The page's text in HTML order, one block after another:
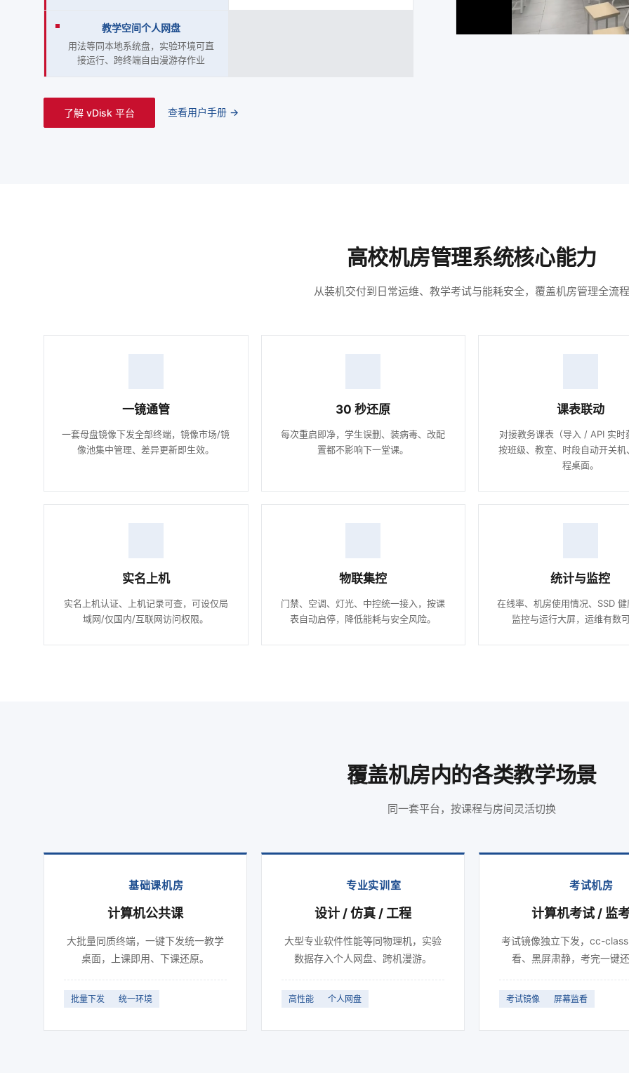
教学空间个人网盘
用法等同本地系统盘，实验环境可直
接运行、跨终端自由漫游存作业
了解 vDisk 平台 查看用户手册 →
高校机房管理系统核心能力
从装机交付到日常运维、教学考试与能耗安全，覆盖机房管理全流程
一镜通管
一套母盘镜像下发全部终端，镜像市场/镜
像池集中管理、差异更新即生效。
30 秒还原
每次重启即净，学生误删、装病毒、改配
置都不影响下一堂课。
课表联动
对接教务课表（导入 / API 实时
按班级、教室、时段自动开关机
程桌面。
实名上机
实名上机认证、上机记录可查，可设仅局
域网/仅国内/互联网访问权限。
物联集控
门禁、空调、灯光、中控统一接入，按课
表自动启停，降低能耗与安全风险。
统计与监控
在线率、机房使用情况、SSD
监控与运行大屏，运维有数
覆盖机房内的各类教学场景
同一套平台，按课程与房间灵活切换
基础课机房
计算机公共课
大批量同质终端，一键下发统一教学
桌面，上课即用、下课还原。
批量下发 统一环境
专业实训室
设计 / 仿真 / 工程
大型专业软件性能等同物理机，实验
数据存入个人网盘、跨机漫游。
高性能 个人网盘
考试机房
计算机考试 / 监
考试镜像独立下发，cc-
看、黑屏肃静，考完一键
考试镜像 屏幕监看